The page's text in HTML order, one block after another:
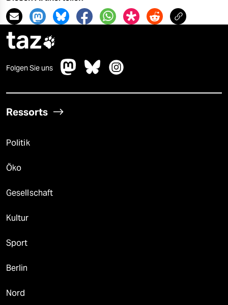
taz
Folgen Sie uns
Ressorts
Politik
Öko
Gesellschaft
Kultur
Sport
Berlin
Nord